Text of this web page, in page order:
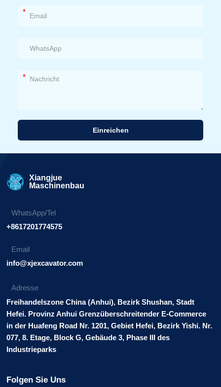
*
*
Einreichen
Xiangjue
Maschinenbau
WhatsApp/Tel
+8617201774575
Email
info@xjexcavator.com
Adresse
Freihandelszone China (Anhui), Bezirk Shushan, Stadt
Hefei. Provinz Anhui Grenzüberschreitender E-Commerce
in der Huafeng Road Nr. 1201, Gebiet Hefei, Bezirk Yishi. Nr.
077, 8. Etage, Block G, Gebäude 3, Phase III des
Industrieparks
Folgen Sie Uns